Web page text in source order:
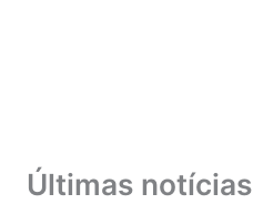
Últimas notícias